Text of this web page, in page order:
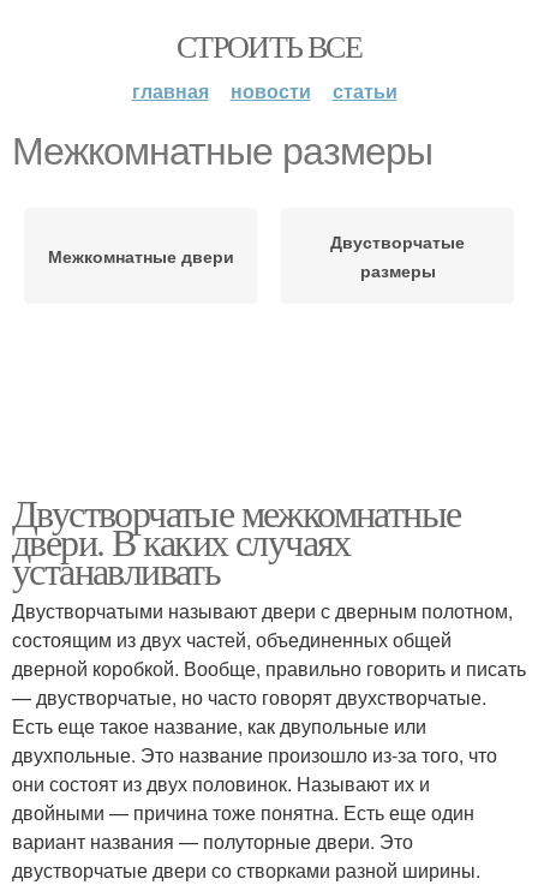
СТРОИТЬ ВСЕ
главная новости статьи
Межкомнатные размеры
Межкомнатные двери
Двустворчатые
размеры
Двустворчатые межкомнатные
двери. В каких случаях
устанавливать
Двустворчатыми называют двери с дверным полотном,
состоящим из двух частей, объединенных общей
дверной коробкой. Вообще, правильно говорить и писать
— двустворчатые, но часто говорят двухстворчатые.
Есть еще такое название, как двупольные или
двухпольные. Это название произошло из-за того, что
они состоят из двух половинок. Называют их и
двойными — причина тоже понятна. Есть еще один
вариант названия — полуторные двери. Это
двустворчатые двери со створками разной ширины.